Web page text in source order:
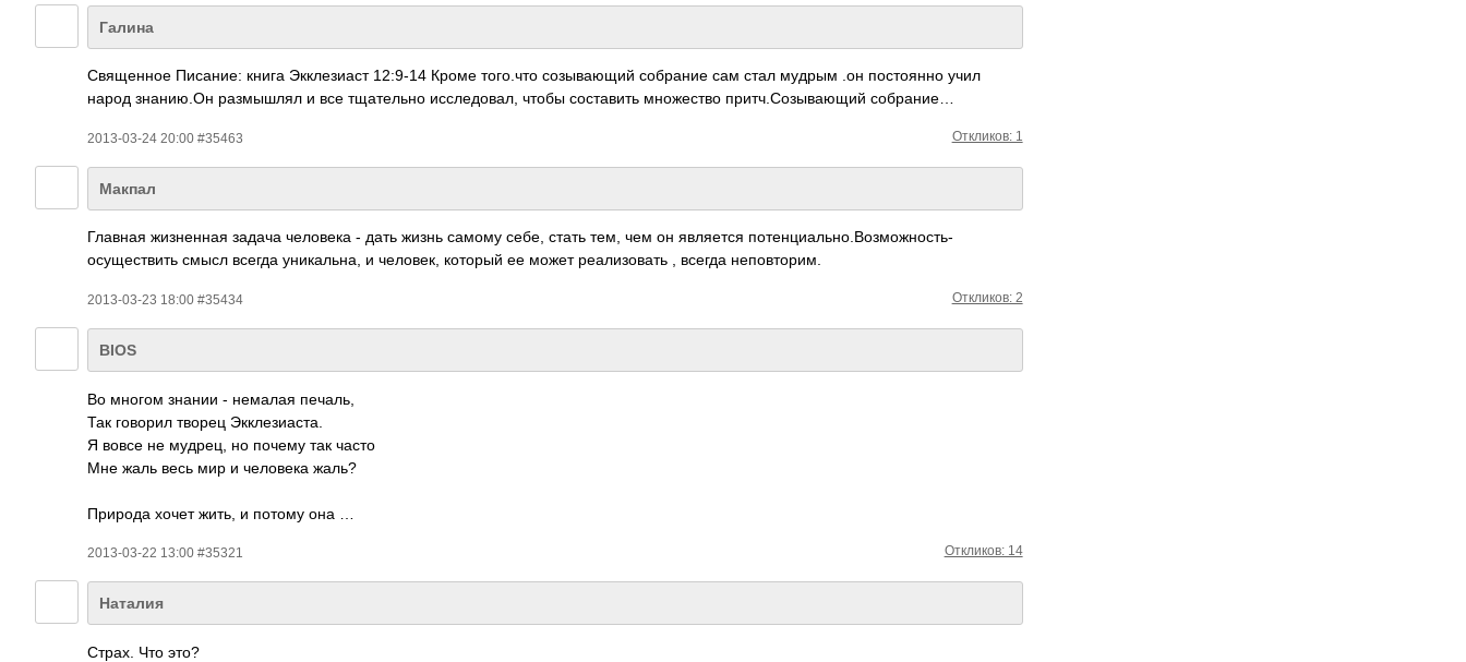
Галина
Священное Писание: книга Экклезиаст 12:9-14 Кроме того.что созывающий собрание сам стал мудрым .он постоянно учил
народ знанию.Он размышлял и все тщательно исследовал, чтобы составить множество притч.Созывающий собрание…
2013-03-24 20:00 #35463 Откликов: 1
Макпал
Главная жизненная задача человека - дать жизнь самому себе, стать тем, чем он является потенциально.Воз­можность­
осуществить смысл всегда уникальна, и человек, который ее может реализовать , всегда неповторим.
2013-03-23 18:00 #35434 Откликов: 2
BIOS
Во многом знании - немалая печаль,
Так говорил творец Экклезиаста.
Я вовсе не мудрец, но почему так часто
Мне жаль весь мир и человека жаль?
Природа хочет жить, и потому она …
2013-03-22 13:00 #35321 Откликов: 14
Наталия
Страх. Что это?